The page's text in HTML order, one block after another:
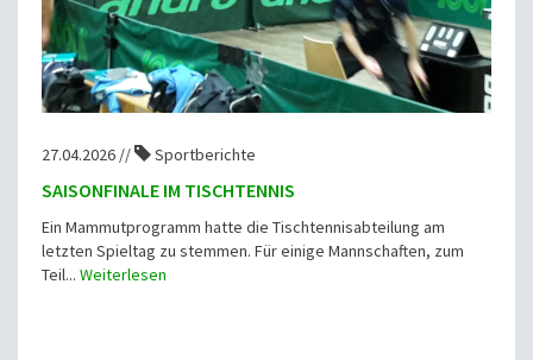
27.04.2026 // Sportberichte
SAISONFINALE IM TISCHTENNIS
Ein Mammutprogramm hatte die Tischtennisabteilung am
letzten Spieltag zu stemmen. Für einige Mannschaften, zum
Teil... Weiterlesen